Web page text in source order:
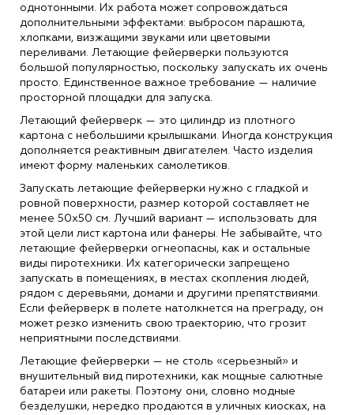
однотонными. Их работа может сопровождаться
дополнительными эффектами: выбросом парашюта,
хлопками, визжащими звуками или цветовыми
переливами. Летающие фейерверки пользуются
большой популярностью, поскольку запускать их очень
просто. Единственное важное требование — наличие
просторной площадки для запуска.
Летающий фейерверк — это цилиндр из плотного
картона с небольшими крылышками. Иногда конструкция
дополняется реактивным двигателем. Часто изделия
имеют форму маленьких самолетиков.
Запускать летающие фейерверки нужно с гладкой и
ровной поверхности, размер которой составляет не
менее 50х50 см. Лучший вариант — использовать для
этой цели лист картона или фанеры. Не забывайте, что
летающие фейерверки огнеопасны, как и остальные
виды пиротехники. Их категорически запрещено
запускать в помещениях, в местах скопления людей,
рядом с деревьями, домами и другими препятствиями.
Если фейерверк в полете натолкнется на преграду, он
может резко изменить свою траекторию, что грозит
неприятными последствиями.
Летающие фейерверки — не столь «серьезный» и
внушительный вид пиротехники, как мощные салютные
батареи или ракеты. Поэтому они, словно модные
безделушки, нередко продаются в уличных киосках, на